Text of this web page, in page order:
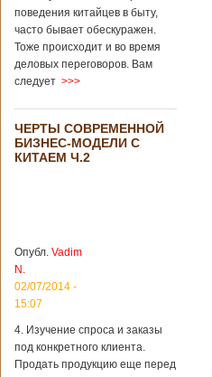
Сообщается, что
рудник состоит из
функциональных
Подробнее...
Опубликовано
для туристов
вещи в Китае
Традиции и
образ жизни
жителей Китая
вещах, которые
больше всего
удивляют туристов
в Поднебесной.
в метрополитене В
Пекине или
Шанхае терактов
поведения китайцев в быту,
часто бывает обескуражен.
Тоже происходит и во время
деловых переговоров. Вам
следует >>>
ЧЕРТЫ СОВРЕМЕННОЙ
БИЗНЕС-МОДЕЛИ С
КИТАЕМ Ч.2
Опубл. Vadim
N.
02/07/2014 -
15:07
4. Изучение спроса и заказы
под конкретного клиента.
Продать продукцию еще перед